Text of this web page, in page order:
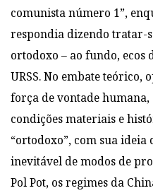
comunista número 1”,
respondia dizendo tratar-
ortodoxo – ao fundo, ecos
URSS. No embate teórico,
força de vontade humana,
condições materiais e
“ortodoxo”, com sua
inevitável de modos de
Pol Pot, os regimes da